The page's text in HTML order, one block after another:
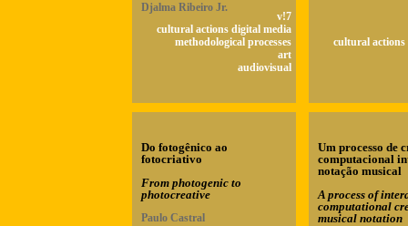
Djalma Ribeiro Jr.
v!7
cultural actions digital media
methodological processes
art
audiovisual
cultural actions
Do fotogênico ao
fotocriativo
From photogenic to
photocreative
Paulo Castral
Um processo de
computacional
notação musical
A process of
computational
musical notation